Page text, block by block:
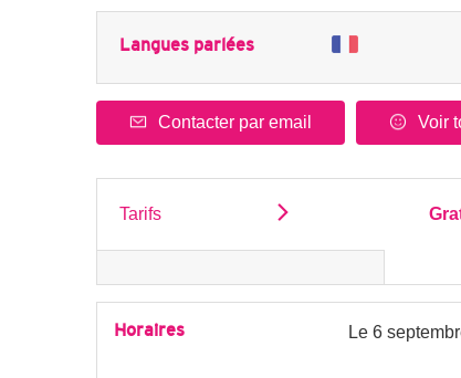
Langues parlées
Contacter par email Voir
Tarifs
Horaires Le 6